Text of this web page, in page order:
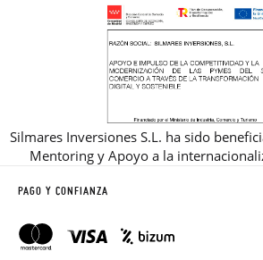
Silmares Inversiones S.L. ha sido
Mentoring y Apoyo a la
PAGO Y CONFIANZA